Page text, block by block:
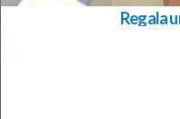
Regala